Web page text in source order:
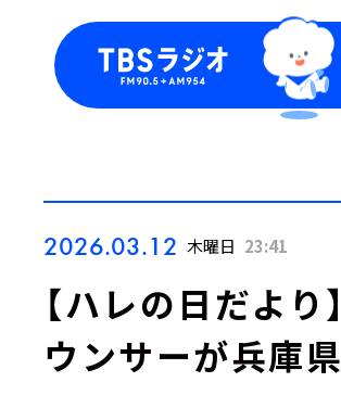
2026.03.12 木曜日 23:41
【ハレの日だよ
ウンサーが兵庫県